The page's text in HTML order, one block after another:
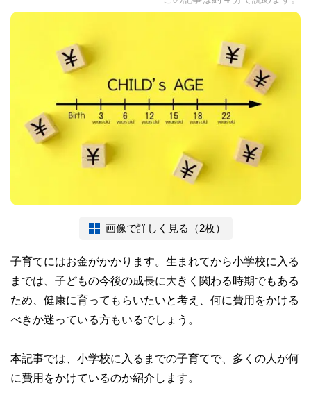
画像で詳しく見る（2枚）
子育てにはお金がかかります。生まれてから小学校に入る
までは、子どもの今後の成長に大きく関わる時期でもある
ため、健康に育ってもらいたいと考え、何に費用をかける
べきか迷っている方もいるでしょう。
本記事では、小学校に入るまでの子育てで、多くの人が何
に費用をかけているのか紹介します。